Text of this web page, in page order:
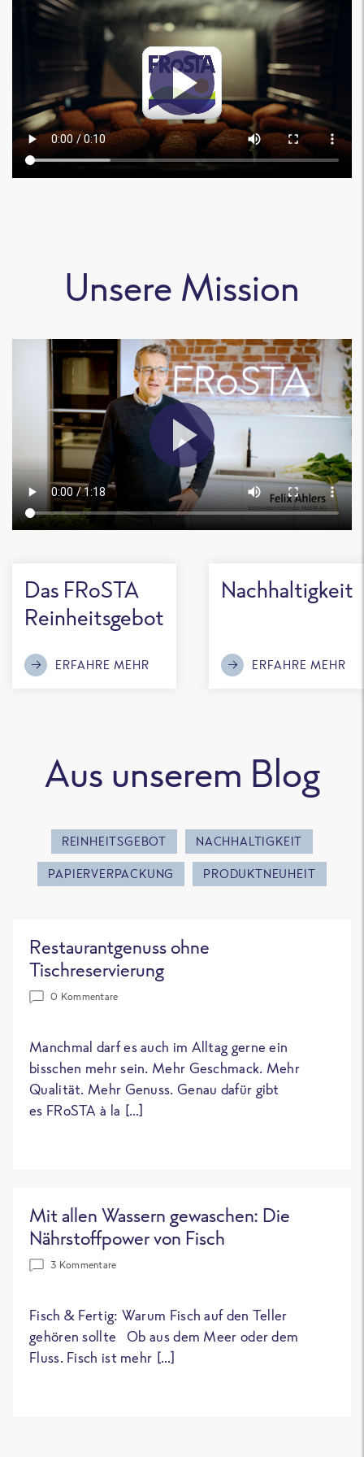
Unsere Mission
Das FRoSTA
Reinheitsgebot
ERFAHRE MEHR
Nachhaltigkeit
ERFAHRE MEHR
Aus unserem Blog
REINHEITSGEBOT NACHHALTIGKEIT
PAPIERVERPACKUNG PRODUKTNEUHEIT
Restaurantgenuss ohne
Tischreservierung
0 Kommentare
Manchmal darf es auch im Alltag gerne ein
bisschen mehr sein. Mehr Geschmack. Mehr
Qualität. Mehr Genuss. Genau dafür gibt
es FRoSTA à la […]
Mit allen Wassern gewaschen: Die
Nährstoffpower von Fisch
3 Kommentare
Fisch & Fertig: Warum Fisch auf den Teller
gehören sollte Ob aus dem Meer oder dem
Fluss. Fisch ist mehr […]